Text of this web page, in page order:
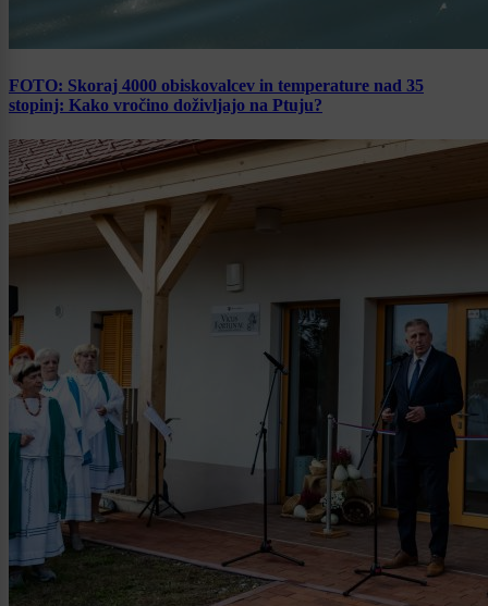
FOTO: Skoraj 4000 obiskovalcev in temperature nad 35
stopinj: Kako vročino doživljajo na Ptuju?